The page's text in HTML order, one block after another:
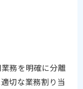
務を明確に分離
切な業務割り当